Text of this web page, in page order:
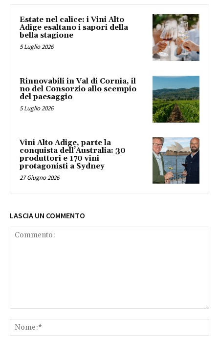
Estate nel calice: i Vini Alto
Adige esaltano i sapori della
bella stagione
5 Luglio 2026
Rinnovabili in Val di Cornia, il
no del Consorzio allo scempio
del paesaggio
5 Luglio 2026
Vini Alto Adige, parte la
conquista dell’Australia: 30
produttori e 170 vini
protagonisti a Sydney
27 Giugno 2026
LASCIA UN COMMENTO